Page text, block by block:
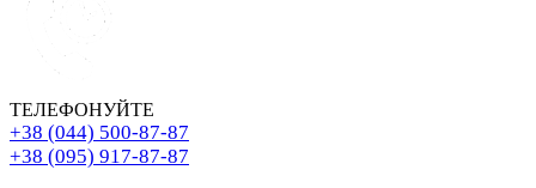
ТЕЛЕФОНУЙТЕ
+38 (044) 500-87-87
+38 (095) 917-87-87